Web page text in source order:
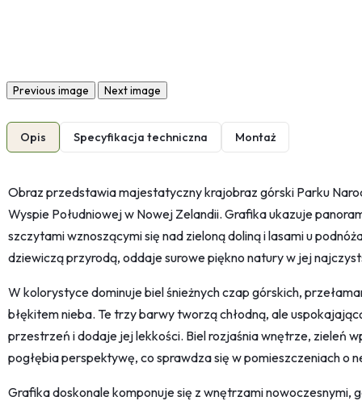
Previous image Next image
Opis Specyfikacja techniczna Montaż
Obraz przedstawia majestatyczny krajobraz górski Parku
Wyspie Południowej w Nowej Zelandii. Grafika ukazuje
szczytami wznoszącymi się nad zieloną doliną i lasami u
dziewiczą przyrodą, oddaje surowe piękno natury w jej
W kolorystyce dominuje biel śnieżnych czap górskich,
błękitem nieba. Te trzy barwy tworzą chłodną, ale
przestrzeń i dodaje jej lekkości. Biel rozjaśnia wnętrze, zieleń
pogłębia perspektywę, co sprawdza się w pomieszczeniach o
Grafika doskonale komponuje się z wnętrzami nowoczesnymi,